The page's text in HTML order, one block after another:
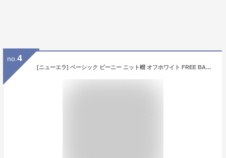
no. 4
[ニューエラ] ベーシック ビーニー ニット帽 オフホワイト FREE BASIC BEANIE OWHI